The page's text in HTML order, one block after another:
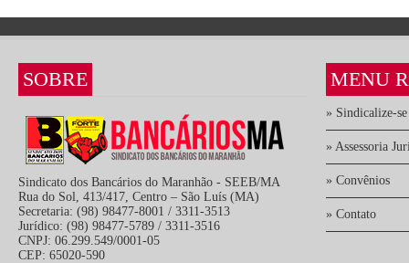
SOBRE
Sindicato dos Bancários do Maranhão - SEEB/MA
Rua do Sol, 413/417, Centro – São Luís (MA)
Secretaria: (98) 98477-8001 / 3311-3513
Jurídico: (98) 98477-5789 / 3311-3516
CNPJ: 06.299.549/0001-05
CEP: 65020-590
MENU
» Sindicalize-se
» Assessoria
» Convênios
» Contato